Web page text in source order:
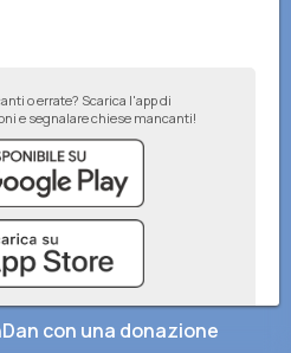
o errate? Scarica l'app di
e segnalare chiese mancanti!
con una donazione